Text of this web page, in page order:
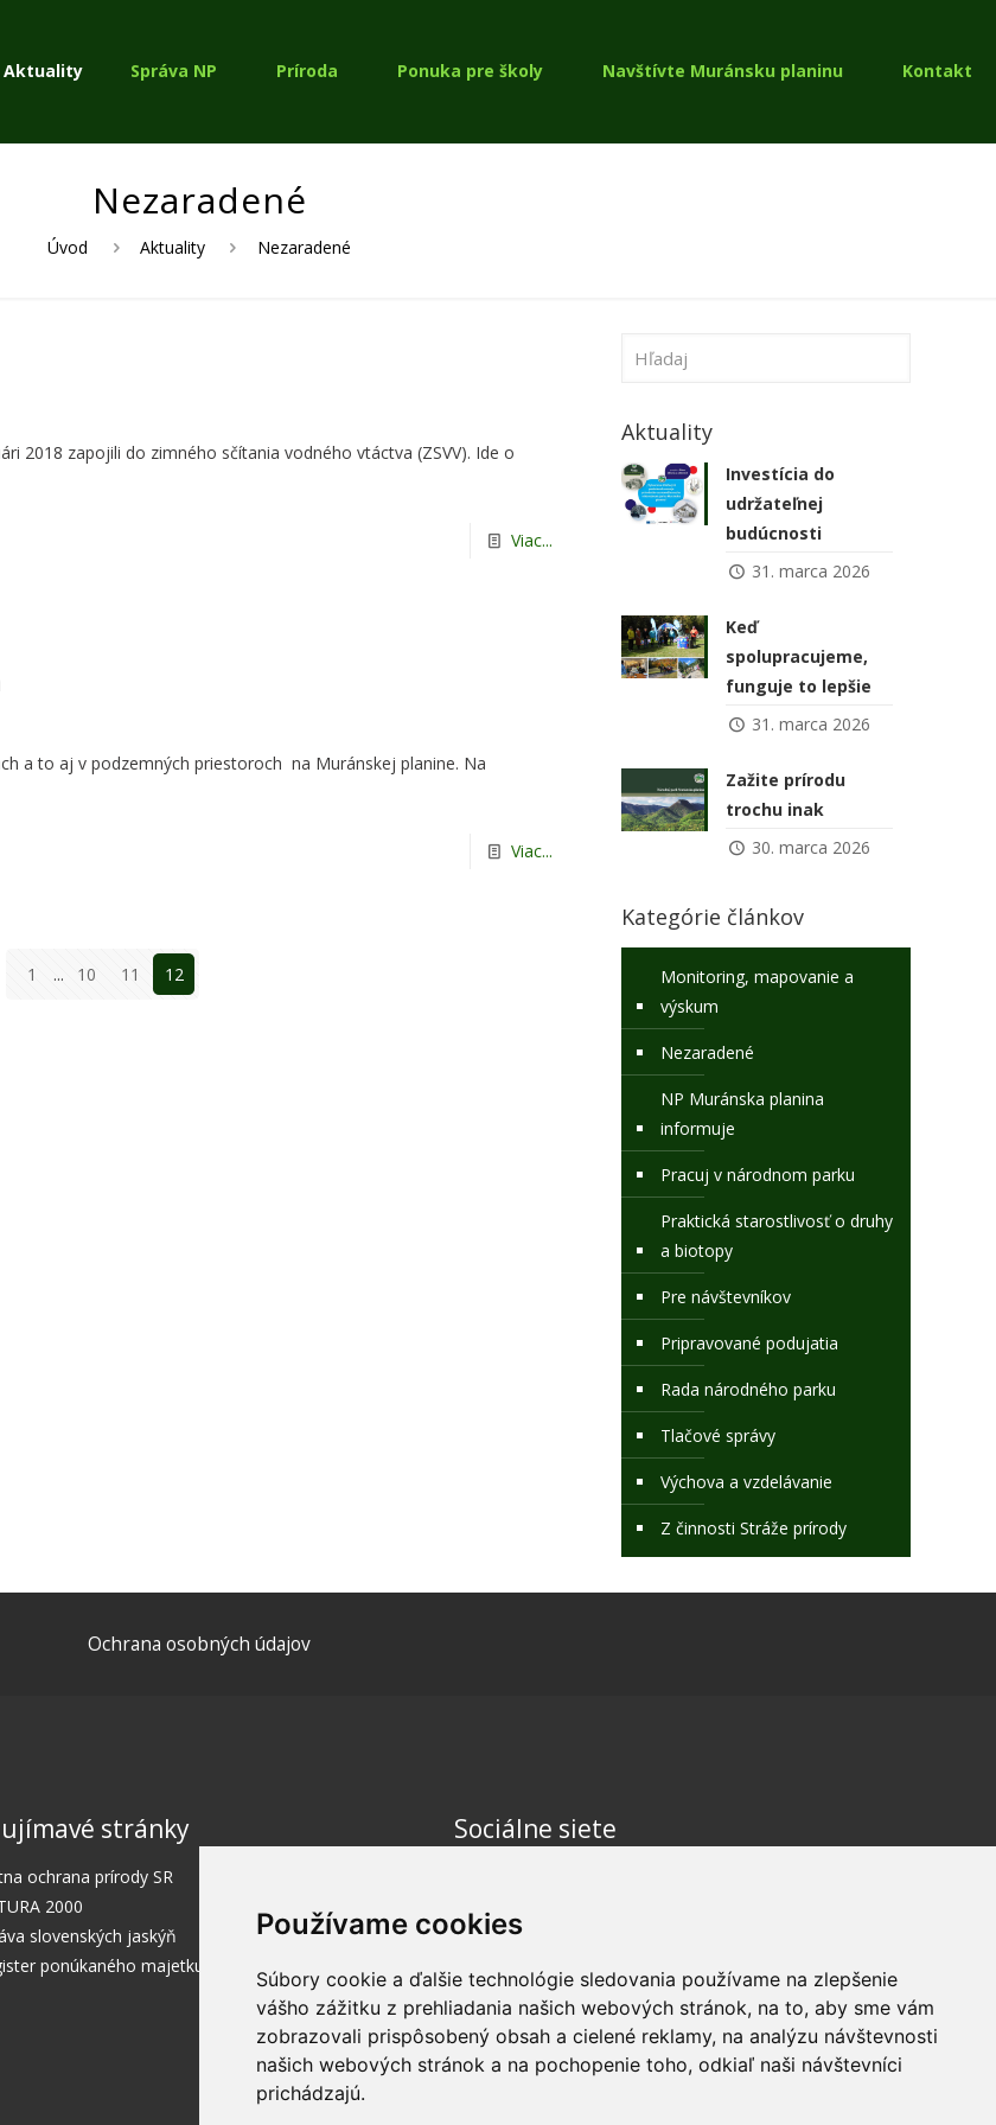
Používame cookies
Súbory cookie a ďalšie technológie sledovania používame na zlepšenie
vášho zážitku z prehliadania našich webových stránok, na to, aby sme vám
zobrazovali prispôsobený obsah a cielené reklamy, na analýzu návštevnosti
našich webových stránok a na pochopenie toho, odkiaľ naši návštevníci
prichádzajú.
Aktuality Správa NP Príroda Ponuka pre školy Navštívte Muránsku planinu Kontakt
Nezaradené
Úvod Aktuality Nezaradené
2018 zapojili do zimného sčítania vodného vtáctva (ZSVV). Ide o
Viac...
a to aj v podzemných priestoroch na Muránskej planine. Na
Viac...
1 ... 10 11 12
Aktuality
Investícia do
udržateľnej
budúcnosti
31. marca 2026
Keď
spolupracujeme,
funguje to lepšie
31. marca 2026
Zažite prírodu
trochu inak
30. marca 2026
Kategórie článkov
Monitoring, mapovanie a
výskum
Nezaradené
NP Muránska planina
informuje
Pracuj v národnom parku
Praktická starostlivosť o druhy
a biotopy
Pre návštevníkov
Pripravované podujatia
Rada národného parku
Tlačové správy
Výchova a vzdelávanie
Z činnosti Stráže prírody
Ochrana osobných údajov
stránky
ochrana prírody SR
2000
slovenských jaskýň
ponúkaného majetku štátu
Sociálne siete